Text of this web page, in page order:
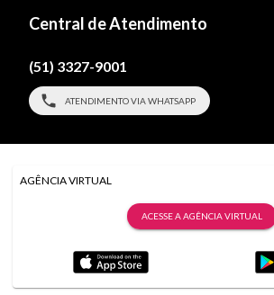
Central de Atendimento
(51) 3327-9001
ATENDIMENTO VIA WHATSAPP
AGÊNCIA VIRTUAL
ACESSE A AGÊNCIA VIRTUAL